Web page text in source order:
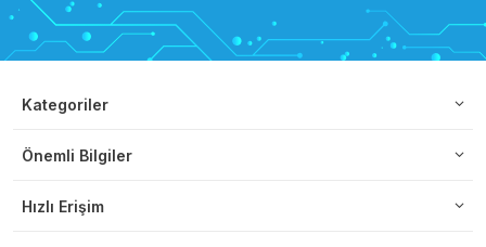
Kategoriler
Önemli Bilgiler
Hızlı Erişim